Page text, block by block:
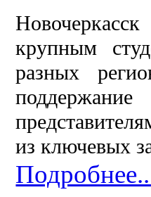
крупным
разных
из ключевых